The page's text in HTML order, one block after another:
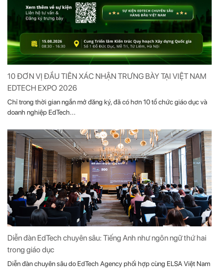
10 ĐƠN VỊ ĐẦU TIÊN XÁC NHẬN TRƯNG BÀY TẠI VIỆT NAM
EDTECH EXPO 2026
Chỉ trong thời gian ngắn mở đăng ký, đã có hơn 10 tổ chức giáo dục và
doanh nghiệp EdTech...
Diễn đàn EdTech chuyên sâu: Tiếng Anh như ngôn ngữ thứ hai
trong giáo dục
Diễn đàn chuyên sâu do EdTech Agency phối hợp cùng ELSA Việt Nam